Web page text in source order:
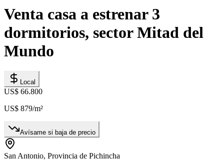
Venta casa a estrenar 3
dormitorios, sector Mitad del
Mundo
Local
US$ 66.800
US$ 879/m²
Avísame si baja de precio
San Antonio, Provincia de Pichincha